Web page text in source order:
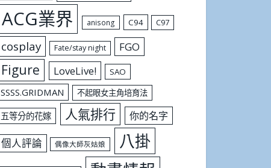
ACG業界 anisong C94 C97
cosplay Fate/stay night FGO
Figure LoveLive! SAO
SSSS.GRIDMAN 不起眼女主角培育法
五等分的花嫁 人氣排行 你的名字
個人評論 偶像大師灰姑娘 八掛